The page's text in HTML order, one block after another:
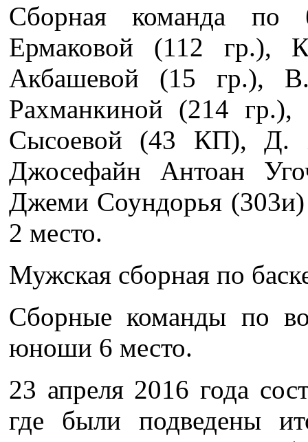
Сборная команда по
Ермаковой (112 гр.),
Акбашевой (15 гр.),
Рахманкиной (214
Сысоевой (43 КП), Д.
Джосефайн Антоан
Джеми Соундорья (303и)
2 место.
Мужская сборная по
Сборные команды по
юноши 6 место.
23 апреля 2016 года
где были подведены